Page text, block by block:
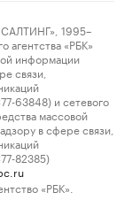
1995–
«РБК»
информации
связи,
63848) и сетевого
массовой
в сфере связи,
82385)
«РБК».